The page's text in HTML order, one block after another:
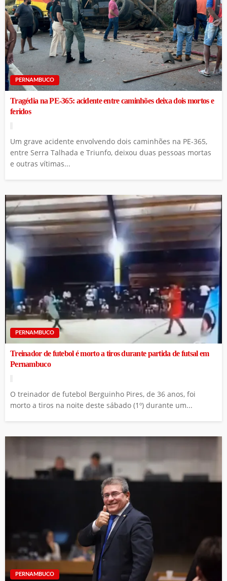
PERNAMBUCO
Tragédia na PE-365: acidente entre caminhões deixa dois mortos e
feridos
Um grave acidente envolvendo dois caminhões na PE-365,
entre Serra Talhada e Triunfo, deixou duas pessoas mortas
e outras vítimas...
PERNAMBUCO
Treinador de futebol é morto a tiros durante partida de futsal em
Pernambuco
O treinador de futebol Berguinho Pires, de 36 anos, foi
morto a tiros na noite deste sábado (1º) durante um...
PERNAMBUCO